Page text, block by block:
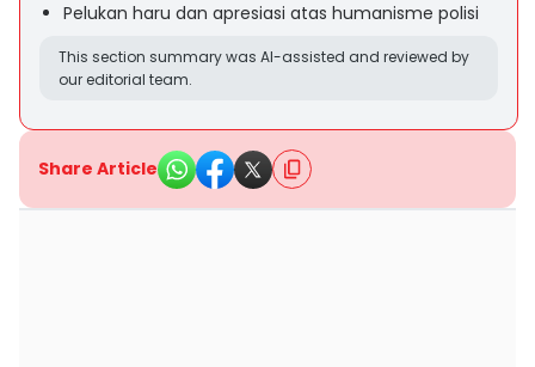
Pelukan haru dan apresiasi atas humanisme polisi
This section summary was AI-assisted and reviewed by
our editorial team.
Share Article